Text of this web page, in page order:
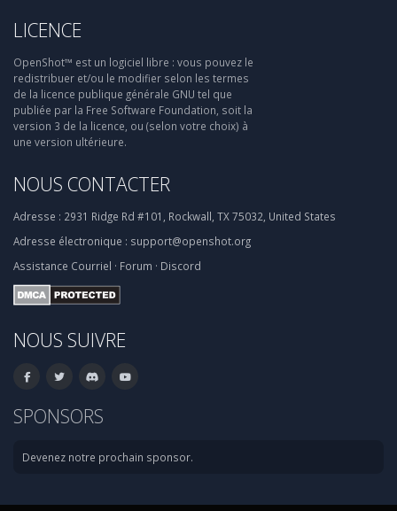
LICENCE
OpenShot™ est un logiciel libre : vous pouvez le
redistribuer et/ou le modifier selon les termes
de la licence publique générale GNU tel que
publiée par la Free Software Foundation, soit la
version 3 de la licence, ou (selon votre choix) à
une version ultérieure.
NOUS CONTACTER
Adresse : 2931 Ridge Rd #101, Rockwall, TX 75032, United States
Adresse électronique : support@openshot.org
Assistance Courriel · Forum · Discord
NOUS SUIVRE
SPONSORS
Devenez notre prochain sponsor.